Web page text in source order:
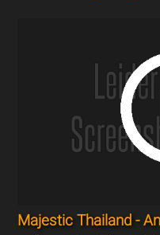
Majestic Thailand -